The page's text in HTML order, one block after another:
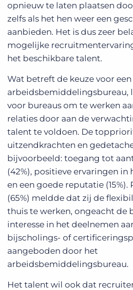
opnieuw te laten plaatsen
zelfs als het hen weer een
aanbieden. Het is dus zeer
mogelijke
het beschikbare talent.
Wat betreft de keuze voor een
arbeidsbemiddelingsbureau,
voor bureaus om te werken
relaties door aan de
talent te voldoen. De
uitzendkrachten en
bijvoorbeeld: toegang tot
(42%), positieve ervaringen in
en een goede reputatie
(65%) meldde dat zij de
thuis te werken, ongeacht de
interesse in het deelnemen
bijscholings- of
aangeboden door het
arbeidsbemiddelingsbureau.
Het talent wil ook dat